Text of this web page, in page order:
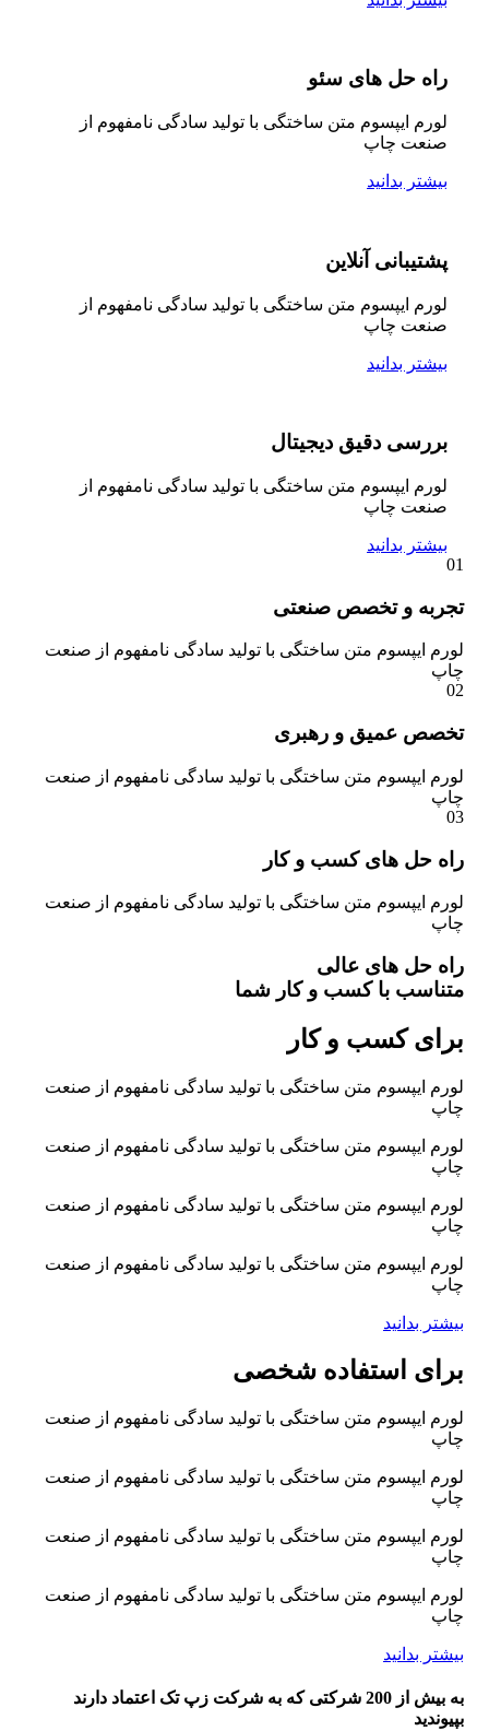
راه حل های سئو
لورم ایپسوم متن ساختگی با تولید سادگی نامفهوم از
صنعت چاپ
بیشتر بدانید
پشتیبانی آنلاین
لورم ایپسوم متن ساختگی با تولید سادگی نامفهوم از
صنعت چاپ
بیشتر بدانید
بررسی دقیق دیجیتال
لورم ایپسوم متن ساختگی با تولید سادگی نامفهوم از
صنعت چاپ
بیشتر بدانید
01
تجربه و تخصص صنعتی
لورم ایپسوم متن ساختگی با تولید سادگی نامفهوم از صنعت
چاپ
02
تخصص عمیق و رهبری
لورم ایپسوم متن ساختگی با تولید سادگی نامفهوم از صنعت
چاپ
03
راه حل های کسب و کار
لورم ایپسوم متن ساختگی با تولید سادگی نامفهوم از صنعت
چاپ
راه حل های عالی
متناسب با کسب و کار شما
برای کسب و کار
لورم ایپسوم متن ساختگی با تولید سادگی نامفهوم از صنعت
چاپ
لورم ایپسوم متن ساختگی با تولید سادگی نامفهوم از صنعت
چاپ
لورم ایپسوم متن ساختگی با تولید سادگی نامفهوم از صنعت
چاپ
لورم ایپسوم متن ساختگی با تولید سادگی نامفهوم از صنعت
چاپ
بیشتر بدانید
برای استفاده شخصی
لورم ایپسوم متن ساختگی با تولید سادگی نامفهوم از صنعت
چاپ
لورم ایپسوم متن ساختگی با تولید سادگی نامفهوم از صنعت
چاپ
لورم ایپسوم متن ساختگی با تولید سادگی نامفهوم از صنعت
چاپ
لورم ایپسوم متن ساختگی با تولید سادگی نامفهوم از صنعت
چاپ
بیشتر بدانید
به بیش از 200 شرکتی که به شرکت زپ تک اعتماد دارند
بپیوندید